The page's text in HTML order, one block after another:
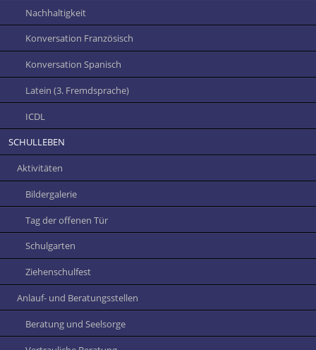
Nachhaltigkeit
Konversation Französisch
Konversation Spanisch
Latein (3. Fremdsprache)
ICDL
SCHULLEBEN
Aktivitäten
Bildergalerie
Tag der offenen Tür
Schulgarten
Ziehenschulfest
Anlauf- und Beratungsstellen
Beratung und Seelsorge